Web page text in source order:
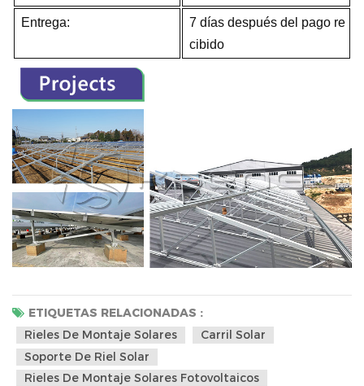
Entrega:
7 días después del pago re
cibido
ETIQUETAS RELACIONADAS :
Rieles De Montaje Solares
Carril Solar
Soporte De Riel Solar
Rieles De Montaje Solares Fotovoltaicos